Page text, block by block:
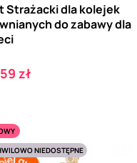
Strażacki dla kolejek
do zabawy dla
zł
NIEDOSTĘPNE